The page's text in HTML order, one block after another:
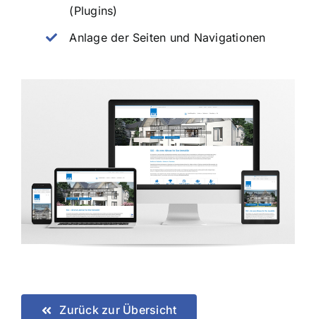
(Plugins)
Anlage der Seiten und Navigationen
Zurück zur Übersicht